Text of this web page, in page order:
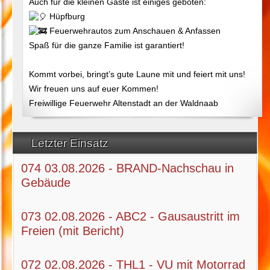
Letzter Einsatz
074 03.08.2026 - BRAND-Nachschau in
Gebäude
073 02.08.2026 - ABC2 - Gausaustritt im
Freien (mit Bericht)
072 02.08.2026 - THL1 - VU mit Motorrad
Hüpfburg
Feuerwehrautos zum Anschauen & Anfassen
Spaß für die ganze Familie ist garantiert!
Kommt vorbei, bringt’s gute Laune mit und feiert mit uns!
Wir freuen uns auf euer Kommen!
Freiwillige Feuerwehr Altenstadt an der Waldnaab